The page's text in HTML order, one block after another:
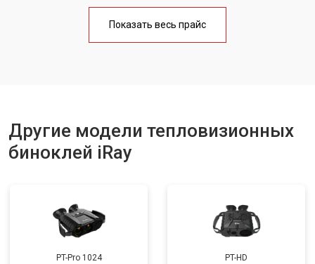
Показать весь прайс
Другие модели тепловизионных
биноклей iRay
PT-Pro 1024 PT-HD